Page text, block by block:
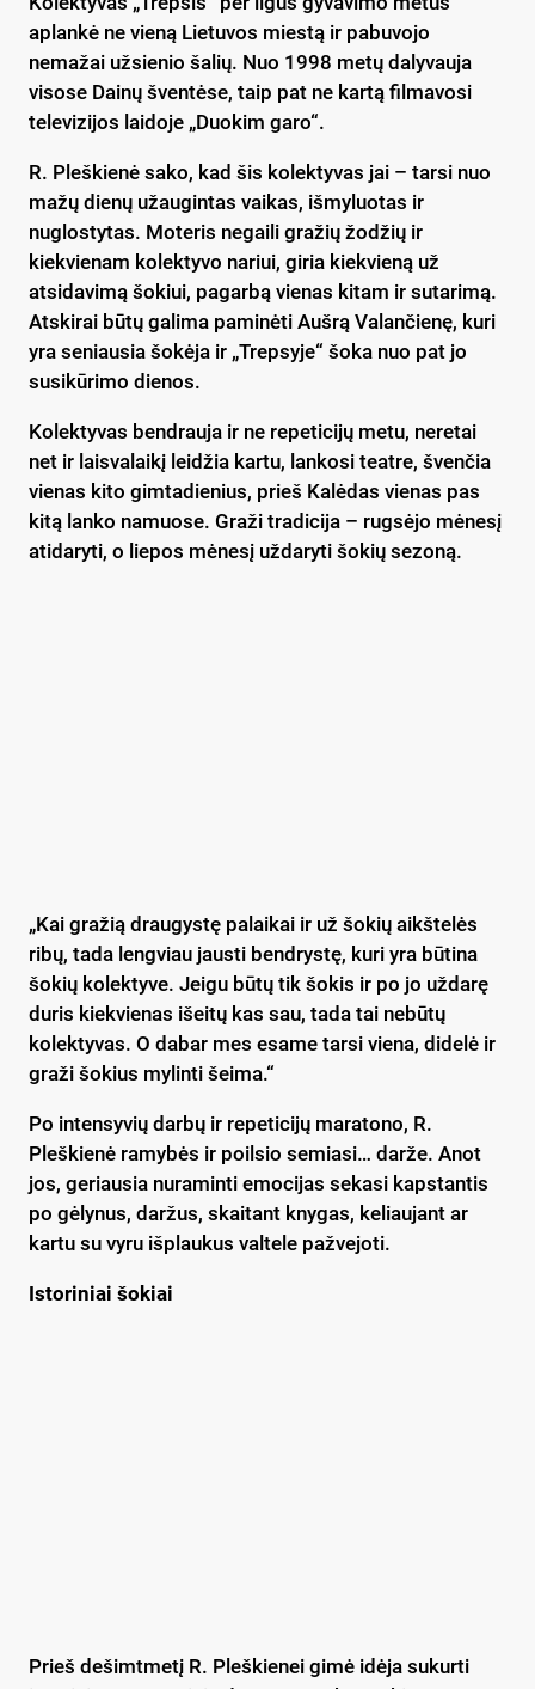
aplankė ne vieną Lietuvos miestą ir pabuvojo
nemažai užsienio šalių. Nuo 1998 metų dalyvauja
visose Dainų šventėse, taip pat ne kartą filmavosi
televizijos laidoje „Duokim garo“.
R. Pleškienė sako, kad šis kolektyvas jai – tarsi nuo
mažų dienų užaugintas vaikas, išmyluotas ir
nuglostytas. Moteris negaili gražių žodžių ir
kiekvienam kolektyvo nariui, giria kiekvieną už
atsidavimą šokiui, pagarbą vienas kitam ir sutarimą.
Atskirai būtų galima paminėti Aušrą Valančienę, kuri
yra seniausia šokėja ir „Trepsyje“ šoka nuo pat jo
susikūrimo dienos.
Kolektyvas bendrauja ir ne repeticijų metu, neretai
net ir laisvalaikį leidžia kartu, lankosi teatre, švenčia
vienas kito gimtadienius, prieš Kalėdas vienas pas
kitą lanko namuose. Graži tradicija – rugsėjo mėnesį
atidaryti, o liepos mėnesį uždaryti šokių sezoną.
„Kai gražią draugystę palaikai ir už šokių aikštelės
ribų, tada lengviau jausti bendrystę, kuri yra būtina
šokių kolektyve. Jeigu būtų tik šokis ir po jo uždarę
duris kiekvienas išeitų kas sau, tada tai nebūtų
kolektyvas. O dabar mes esame tarsi viena, didelė ir
graži šokius mylinti šeima.“
Po intensyvių darbų ir repeticijų maratono, R.
Pleškienė ramybės ir poilsio semiasi… darže. Anot
jos, geriausia nuraminti emocijas sekasi kapstantis
po gėlynus, daržus, skaitant knygas, keliaujant ar
kartu su vyru išplaukus valtele pažvejoti.
Istoriniai šokiai
Prieš dešimtmetį R. Pleškienei gimė idėja sukurti